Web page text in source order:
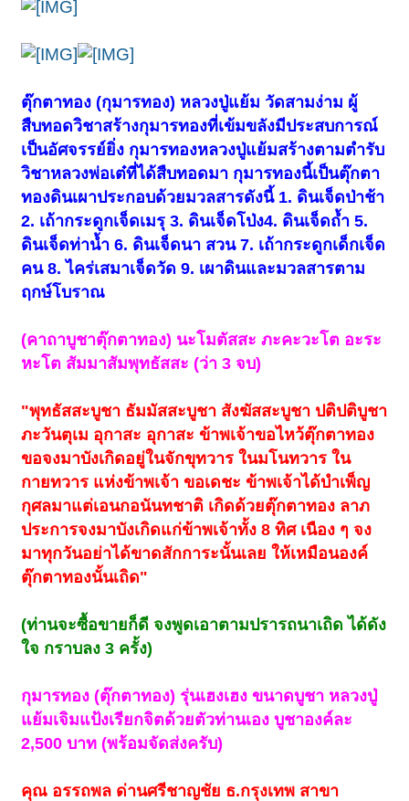
ตุ๊กตาทอง (กุมารทอง) หลวงปู่แย้ม วัดสามง่าม ผู้
สืบทอดวิชาสร้างกุมารทองที่เข้มขลังมีประสบการณ์
เป็นอัศจรรย์ยิ่ง กุมารทองหลวงปู่แย้มสร้างตามตำรับ
วิชาหลวงพ่อเต๋ที่ได้สืบทอดมา กุมารทองนี้เป็นตุ๊กตา
ทองดินเผาประกอบด้วยมวลสารดังนี้ 1. ดินเจ็ดป่าช้า
2. เถ้ากระดูกเจ็ดเมรุ 3. ดินเจ็ดโป่ง4. ดินเจ็ดถ้ำ 5.
ดินเจ็ดท่าน้ำ 6. ดินเจ็ดนา สวน 7. เถ้ากระดูกเด็กเจ็ด
คน 8. ไคร่เสมาเจ็ดวัด 9. เผาดินและมวลสารตาม
ฤกษ์โบราณ
(คาถาบูชาตุ๊กตาทอง) นะโมตัสสะ ภะคะวะโต อะระ
หะโต สัมมาสัมพุทธัสสะ (ว่า 3 จบ)
"พุทธัสสะบูชา ธัมมัสสะบูชา สังฆัสสะบูชา ปติปติบูชา
ภะวันตุเม อุกาสะ อุกาสะ ข้าพเจ้าขอไหว้ตุ๊กตาทอง
ขอจงมาบังเกิดอยู่ในจักขุทวาร ในมโนทวาร ใน
กายทวาร แห่งข้าพเจ้า ขอเดชะ ข้าพเจ้าได้บำเพ็ญ
กุศลมาแต่เอนกอนันทชาติ เกิดด้วยตุ๊กตาทอง ลาภ
ประการจงมาบังเกิดแก่ข้าพเจ้าทั้ง 8 ทิศ เนือง ๆ จง
มาทุกวันอย่าได้ขาดสักการะนั้นเลย ให้เหมือนองค์
ตุ๊กตาทองนั้นเถิด"
(ท่านจะซื้อขายก็ดี จงพูดเอาตามปรารถนาเถิด ได้ดัง
ใจ กราบลง 3 ครั้ง)
กุมารทอง (ตุ๊กตาทอง) รุ่นเฮงเฮง ขนาดบูชา หลวงปู่
แย้มเจิมแป้งเรียกจิตด้วยตัวท่านเอง บูชาองค์ละ
2,500 บาท (พร้อมจัดส่งครับ)
คุณ อรรถพล ด่านศรีชาญชัย ธ.กรุงเทพ สาขา